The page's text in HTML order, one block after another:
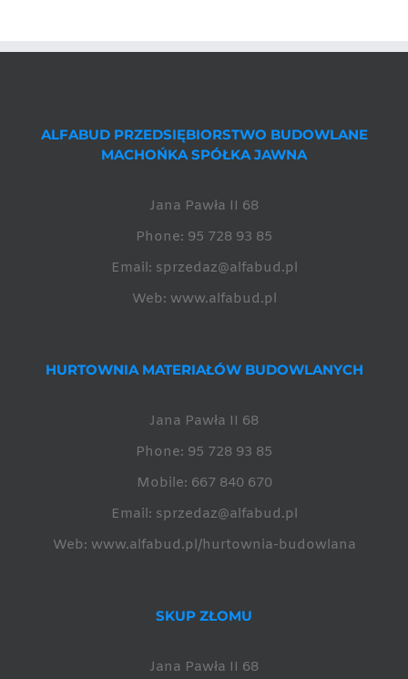
ALFABUD PRZEDSIĘBIORSTWO BUDOWLANE
MACHOŃKA SPÓŁKA JAWNA
Jana Pawła II 68
Phone: 95 728 93 85
Email: sprzedaz@alfabud.pl
Web: www.alfabud.pl
HURTOWNIA MATERIAŁÓW BUDOWLANYCH
Jana Pawła II 68
Phone: 95 728 93 85
Mobile: 667 840 670
Email: sprzedaz@alfabud.pl
Web: www.alfabud.pl/hurtownia-budowlana
SKUP ZŁOMU
Jana Pawła II 68